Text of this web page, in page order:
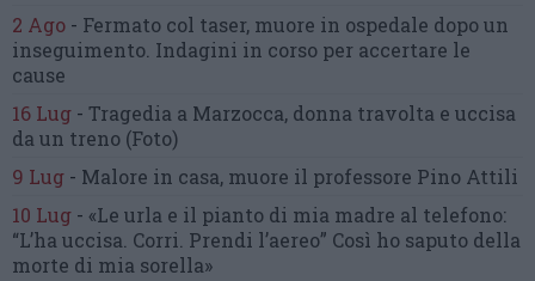
2 Ago - Fermato col taser, muore in ospedale dopo un
inseguimento. Indagini in corso per accertare le
cause
16 Lug - Tragedia a Marzocca, donna travolta e uccisa
da un treno (Foto)
9 Lug - Malore in casa, muore il professore Pino Attili
10 Lug - «Le urla e il pianto di mia madre al telefono:
“L’ha uccisa. Corri. Prendi l’aereo” Così ho saputo della
morte di mia sorella»